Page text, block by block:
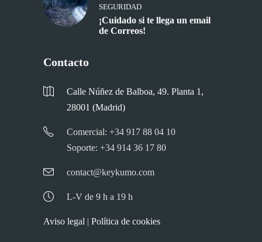
SEGURIDAD
¡Cuidado si te llega un email
de Correos!
Contacto
Calle Núñez de Balboa, 49. Planta 1,
28001 (Madrid)
Comercial: +34 917 88 04 10
Soporte: +34 914 36 17 80
contact@keykumo.com
L-V de 9 h a 19 h
Aviso legal | Política de cookies